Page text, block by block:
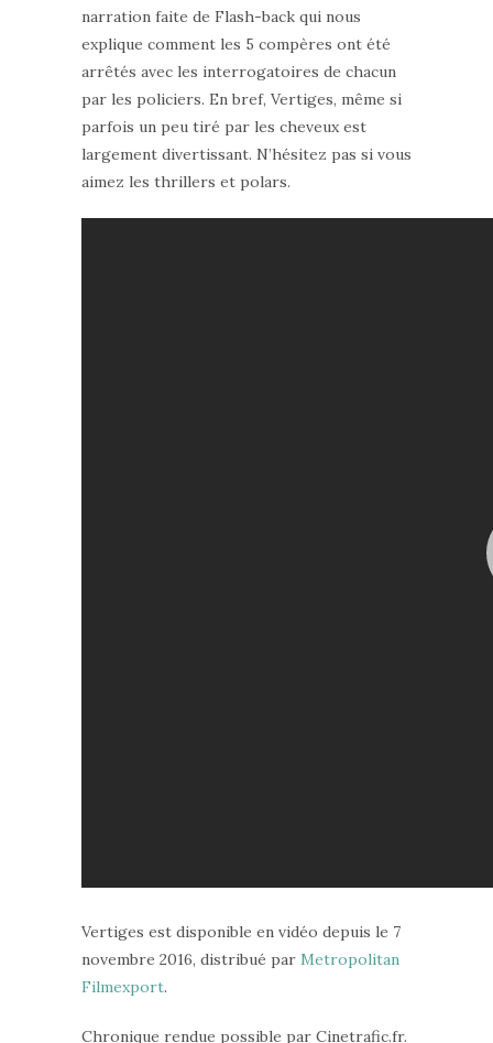
narration faite de Flash-back qui nous
explique comment les 5 compères ont été
arrêtés avec les interrogatoires de chacun
par les policiers. En bref, Vertiges, même si
parfois un peu tiré par les cheveux est
largement divertissant. N’hésitez pas si vous
aimez les thrillers et polars.
Vertiges est disponible en vidéo depuis le 7
novembre 2016, distribué par Metropolitan
Filmexport.
Chronique rendue possible par Cinetrafic.fr.